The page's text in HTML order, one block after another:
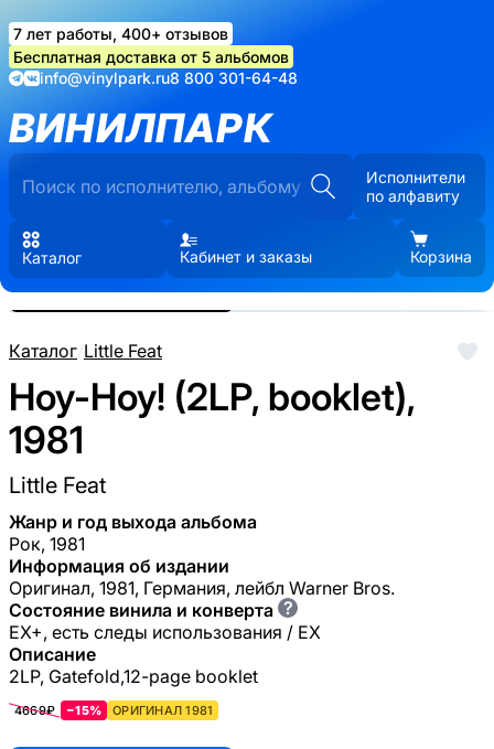
7 лет работы, 400+ отзывов
Бесплатная доставка от 5 альбомов
info@vinylpark.ru8 800 301-64-48
ВИНИЛПАРК
Исполнители
по алфавиту
Каталог Кабинет и заказы Корзина
Каталог/Little Feat
Hoy-Hoy! (2LP, booklet),
1981
Little Feat
Жанр и год выхода альбома
Рок, 1981
Информация об издании
Оригинал, 1981, Германия, лейбл Warner Bros.
Состояние винила и конверта ?
EX+, есть следы использования / EX
Описание
2LP, Gatefold,12-page booklet
4669₽ −15% ОРИГИНАЛ 1981
Реальные фото пластинки.
Нажмите, чтобы увеличить